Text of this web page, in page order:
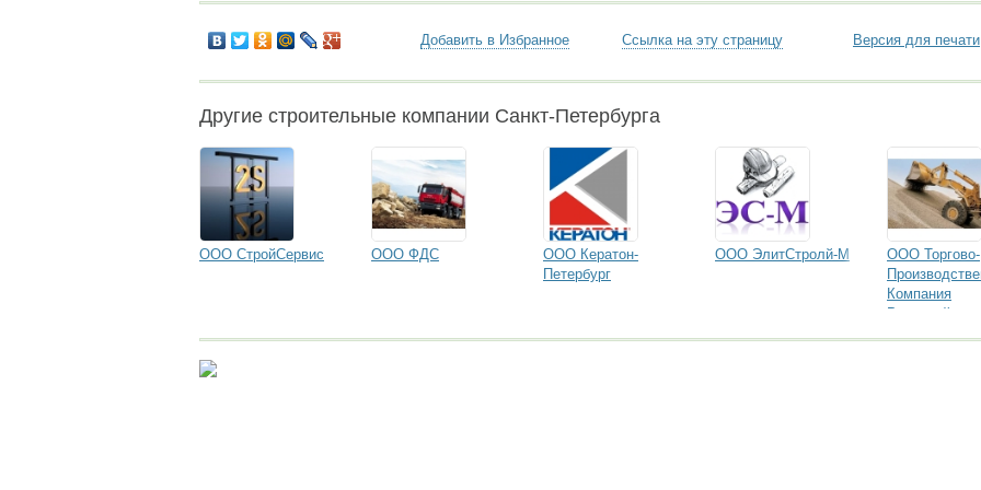
Добавить в Избранное Ссылка на эту страницу Версия для печати
Другие строительные компании Санкт-Петербурга
ООО СтройСервис ООО ФДС
ООО Кератон-
Петербург
ООО ЭлитСтролй-М
ООО Торгово-
Компания
Ремстрой